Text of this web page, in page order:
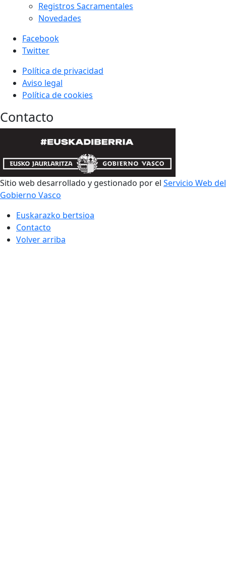
Registros Sacramentales
Novedades
Facebook
Twitter
Política de privacidad
Aviso legal
Política de cookies
Contacto
Sitio web desarrollado y gestionado por el Servicio Web del
Gobierno Vasco
Euskarazko bertsioa
Contacto
Volver arriba